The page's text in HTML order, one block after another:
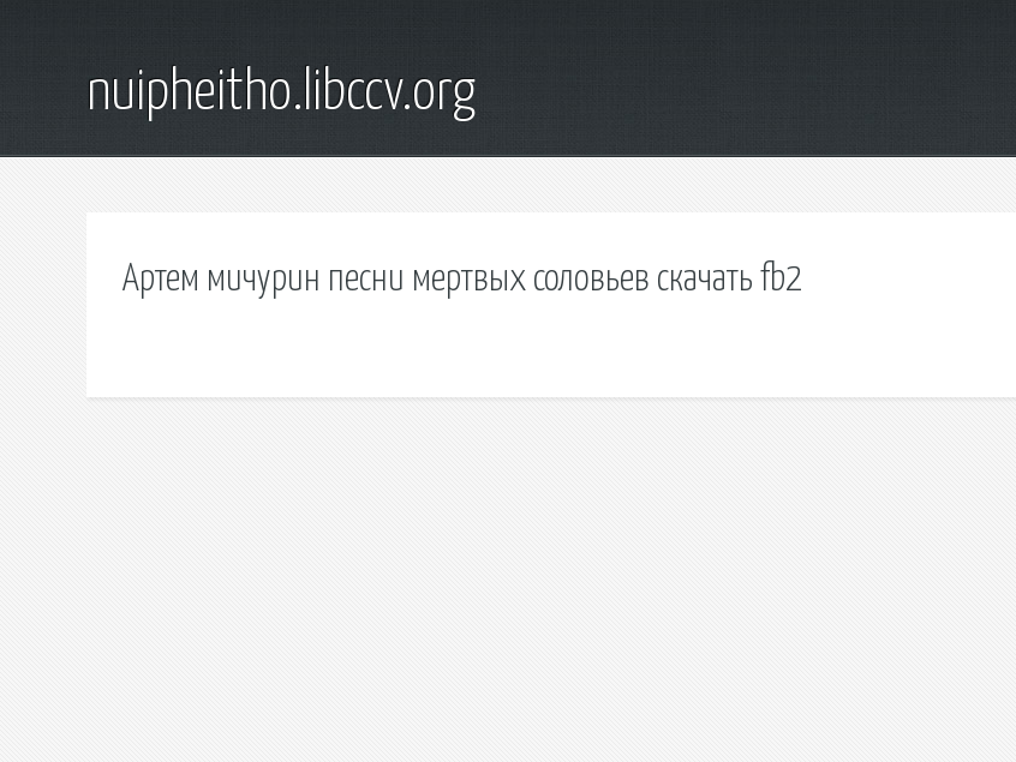
nuipheitho.libccv.org
Артем мичурин песни мертвых соловьев скачать fb2